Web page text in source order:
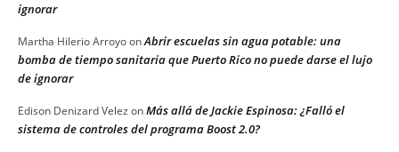
ignorar
Martha Hilerio ArroyoonAbrir escuelas sin agua potable: una
bomba de tiempo sanitaria que Puerto Rico no puede darse el lujo
de ignorar
Edison Denizard Velez onMás allá de Jackie Espinosa: ¿Falló el
sistema de controles del programa Boost 2.0?